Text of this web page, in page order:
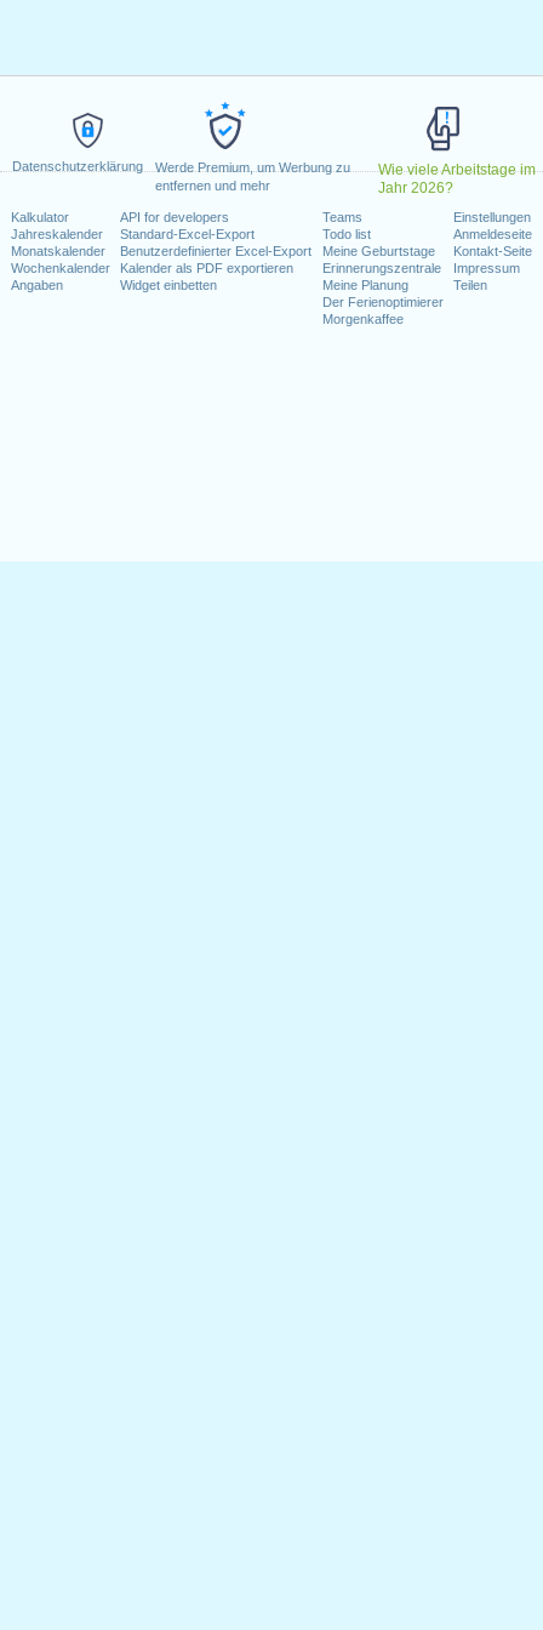
Datenschutzerklärung
Werde Premium, um Werbung zu
entfernen und mehr
Wie viele Arbeitstage im
Jahr 2026?
Kalkulator
Jahreskalender
Monatskalender
Wochenkalender
Angaben
API for developers
Standard-Excel-Export
Benutzerdefinierter Excel-Export
Kalender als PDF exportieren
Widget einbetten
Teams
Todo list
Meine Geburtstage
Erinnerungszentrale
Meine Planung
Der Ferienoptimierer
Morgenkaffee
Einstellungen
Anmeldeseite
Kontakt-Seite
Impressum
Teilen
9, 2023
November 10, 2023
2023
fallen